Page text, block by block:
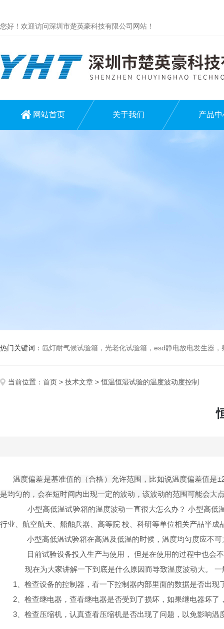
您好！欢迎访问深圳市楚英豪科技有限公司网站！
网站首页 关于我们 产品中
热门关键词： 氙灯耐气候试验箱，光老化试验箱，esd静电放电发生器
当前位置： 首页 > 技术文章 > 恒温恒湿试验的温度波动度控制
温度偏差是基准值的（合格）允许范围，比如说温度偏差值
是均匀的，会在短时间内出现一定的波动，该波动的范围可能会大
小型高低温试验箱的温度波动一直很大怎么办？ 小型高低
行业、航空航天、船舶兵器、高等院 校、科研等单位相关产品半
小型高低温试验箱在高温及低温的时候，温度均匀度应不
目前试验设备投入生产与使用， 但是在使用的过程中也会
现在为大家讲解一下到底是什么原因而导致温度波动大。
1、检查设备的控制器，看一下控制器内部里面的数据是否出现
2、检查继电器，查看继电器是否受到了损坏，如果继电器坏了
3、检查压缩机，认真查看压缩机是否出现了问题，以免影响温